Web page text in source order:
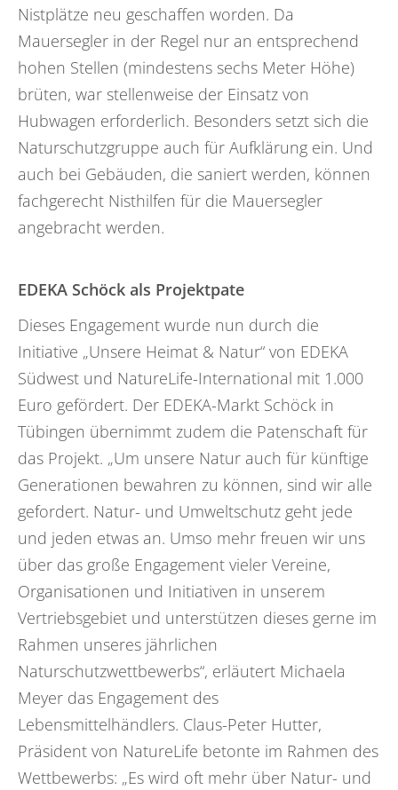
Nistplätze neu geschaffen worden. Da
Mauersegler in der Regel nur an entsprechend
hohen Stellen (mindestens sechs Meter Höhe)
brüten, war stellenweise der Einsatz von
Hubwagen erforderlich. Besonders setzt sich die
Naturschutzgruppe auch für Aufklärung ein. Und
auch bei Gebäuden, die saniert werden, können
fachgerecht Nisthilfen für die Mauersegler
angebracht werden.
EDEKA Schöck als Projektpate
Dieses Engagement wurde nun durch die
Initiative „Unsere Heimat & Natur“ von EDEKA
Südwest und NatureLife-International mit 1.000
Euro gefördert. Der EDEKA-Markt Schöck in
Tübingen übernimmt zudem die Patenschaft für
das Projekt. „Um unsere Natur auch für künftige
Generationen bewahren zu können, sind wir alle
gefordert. Natur- und Umweltschutz geht jede
und jeden etwas an. Umso mehr freuen wir uns
über das große Engagement vieler Vereine,
Organisationen und Initiativen in unserem
Vertriebsgebiet und unterstützen dieses gerne im
Rahmen unseres jährlichen
Naturschutzwettbewerbs“, erläutert Michaela
Meyer das Engagement des
Lebensmittelhändlers. Claus-Peter Hutter,
Präsident von NatureLife betonte im Rahmen des
Wettbewerbs: „Es wird oft mehr über Natur- und